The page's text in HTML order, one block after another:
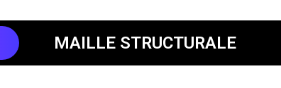
MAILLE STRUCTURALE